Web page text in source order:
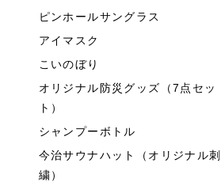
ピンホールサングラス
アイマスク
こいのぼり
オリジナル防災グッズ（7点セッ
ト）
シャンプーボトル
今治サウナハット（オリジナル刺
繍）